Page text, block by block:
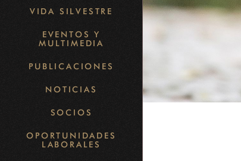
VIDA SILVESTRE
EVENTOS Y
MULTIMEDIA
PUBLICACIONES
NOTICIAS
SOCIOS
OPORTUNIDADES
LABORALES